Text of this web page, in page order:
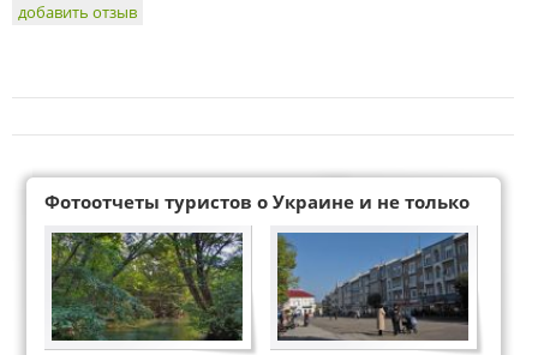
добавить отзыв
Фотоотчеты туристов о Украине и не только